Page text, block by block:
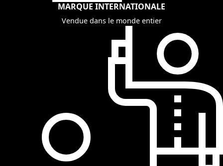
MARQUE INTERNATIONALE
Vendue dans le monde entier